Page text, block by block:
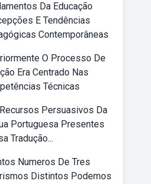
Da Educação
E Tendências
Contemporâneas
O Processo De
Era Centrado Nas
Técnicas
Persuasivos Da
Portuguesa Presentes
Tradução...
Numeros De Tres
Distintos Podemos